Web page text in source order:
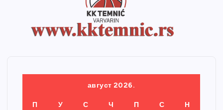
август 2026.
П У С Ч П С Н